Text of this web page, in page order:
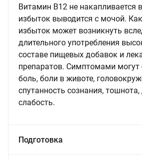
Витамин В12 не накапливается
избыток выводится с мочой.
избыток может возникнуть
длительного употребления
составе пищевых добавок и
препаратов. Симптомами могут
боль, боли в животе,
спутанность сознания, тошнота,
слабость.
Подготовка